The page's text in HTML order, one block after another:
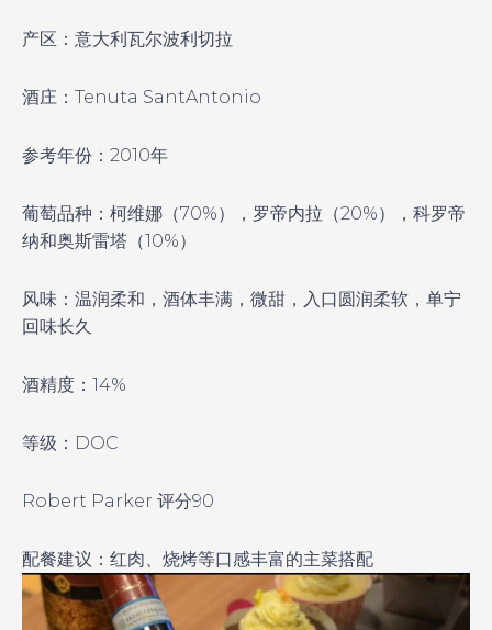
产区：意大利瓦尔波利切拉
酒庄：Tenuta SantAntonio
参考年份：2010年
葡萄品种：柯维娜（70%），罗帝内拉（20%），科罗帝
纳和奥斯雷塔（10%）
风味：温润柔和，酒体丰满，微甜，入口圆润柔软，单宁
回味长久
酒精度：14%
等级：DOC
Robert Parker 评分90
配餐建议：红肉、烧烤等口感丰富的主菜搭配